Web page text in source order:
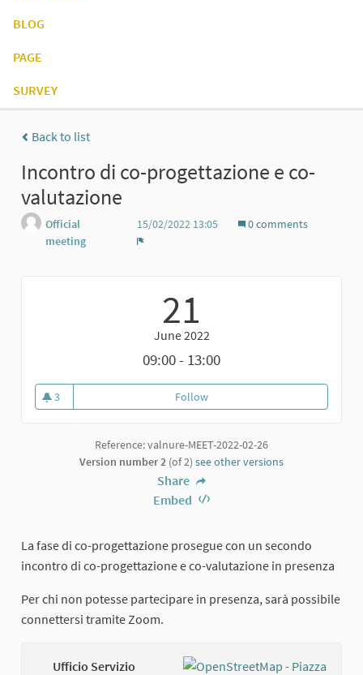
BLOG
PAGE
SURVEY
Back to list
Incontro di co-progettazione e co-
valutazione
Official
meeting
15/02/2022 13:05
0 comments
21
June 2022
09:00 - 13:00
3
3 followers
FollowIncontro di co-progettazione e
Reference: valnure-MEET-2022-02-26
Version number 2 (of 2) see other versions
Share
Embed
La fase di co-progettazione prosegue con un secondo
incontro di co-progettazione e co-valutazione in presenza
Per chi non potesse partecipare in presenza, sarà possibile
connettersi tramite Zoom.
Ufficio Servizio